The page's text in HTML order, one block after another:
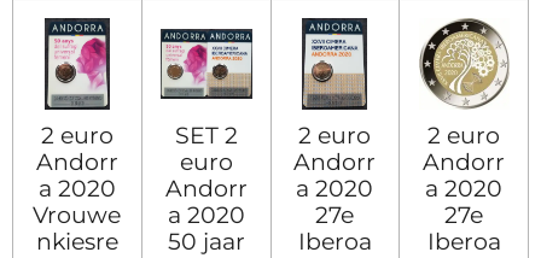
2 euro
Andorr
a 2020
Vrouwe
nkiesre
SET 2
euro
Andorr
a 2020
50 jaar
2 euro
Andorr
a 2020
27e
Iberoa
2 euro
Andorr
a 2020
27e
Iberoa